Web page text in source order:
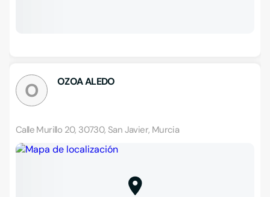
O OZOA ALEDO
Calle Murillo 20, 30730, San Javier, Murcia